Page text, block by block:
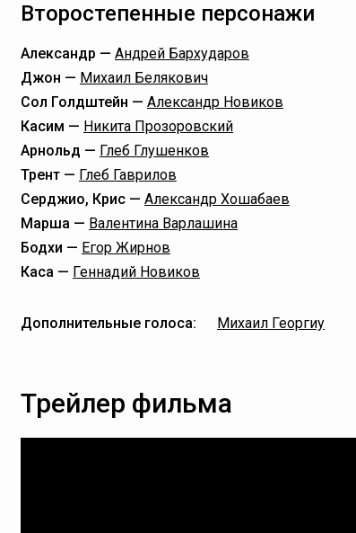
Второстепенные персонажи
Александр — Андрей Бархударов
Джон — Михаил Белякович
Сол Голдштейн — Александр Новиков
Касим — Никита Прозоровский
Арнольд — Глеб Глушенков
Трент — Глеб Гаврилов
Серджио, Крис — Александр Хошабаев
Марша — Валентина Варлашина
Бодхи — Егор Жирнов
Каса — Геннадий Новиков
Дополнительные голоса: Михаил Георгиу
Трейлер фильма